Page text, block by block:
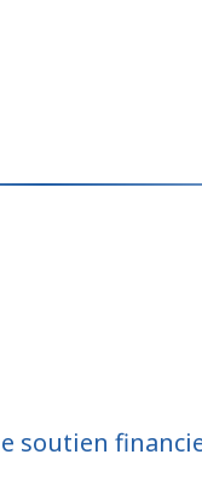
soutien